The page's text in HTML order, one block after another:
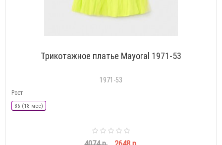
Трикотажное платье Mayoral 1971-53
1971-53
Рост
86 (18 мес)